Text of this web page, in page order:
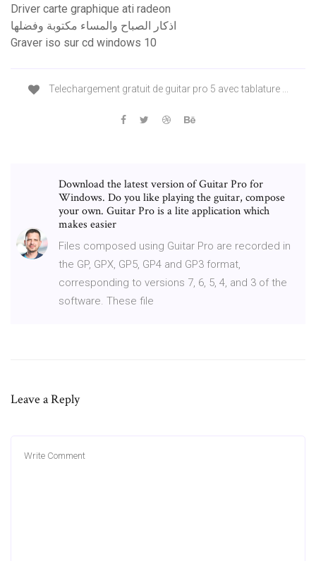
Driver carte graphique ati radeon
اذكار الصباح والمساء مكتوبة وفضلها
Graver iso sur cd windows 10
Telechargement gratuit de guitar pro 5 avec tablature ...
Download the latest version of Guitar Pro for
Windows. Do you like playing the guitar, compose
your own. Guitar Pro is a lite application which
makes easier
Files composed using Guitar Pro are recorded in
the GP, GPX, GP5, GP4 and GP3 format,
corresponding to versions 7, 6, 5, 4, and 3 of the
software. These file
Leave a Reply